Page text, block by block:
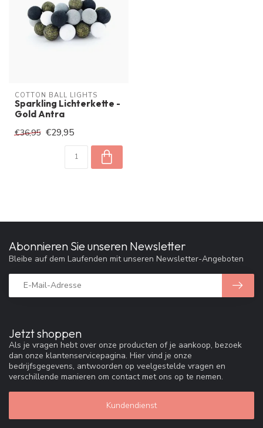
COTTON BALL LIGHTS
Sparkling Lichterkette -
Gold Antra
€36,95 €29,95
Jetzt shoppen
Als je vragen hebt over onze producten of je aankoop, bezoek
dan onze klantenservicepagina. Hier vind je onze
bedrijfsgegevens, antwoorden op veelgestelde vragen en
verschillende manieren om contact met ons op te nemen.
Kundendienst
Abonnieren Sie unseren Newsletter
Bleibe auf dem Laufenden mit unseren Newsletter-Angeboten